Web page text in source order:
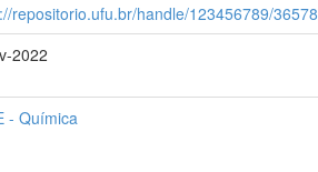
repositorio.ufu.br/handle/123456789/36578
2022
- Química